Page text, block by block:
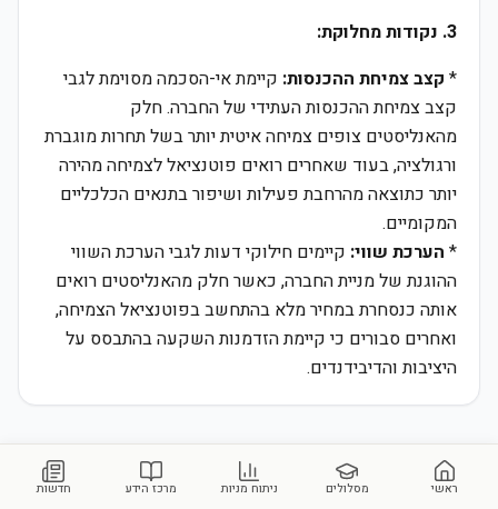
3. נקודות מחלוקת:
* קצב צמיחת ההכנסות: קיימת אי-הסכמה מסוימת לגבי
קצב צמיחת ההכנסות העתידי של החברה. חלק
מהאנליסטים צופים צמיחה איטית יותר בשל תחרות מוגברת
ורגולציה, בעוד שאחרים רואים פוטנציאל לצמיחה מהירה
יותר כתוצאה מהרחבת פעילות ושיפור בתנאים הכלכליים
המקומיים.
* הערכת שווי: קיימים חילוקי דעות לגבי הערכת השווי
ההוגנת של מניית החברה, כאשר חלק מהאנליסטים רואים
אותה כנסחרת במחיר מלא בהתחשב בפוטנציאל הצמיחה,
ואחרים סבורים כי קיימת הזדמנות השקעה בהתבסס על
היציבות והדיבידנדים.
מניות דומות בסקטורפיננסים ראשי מסלולים ניתוח מניות מרכז הידע חדשות